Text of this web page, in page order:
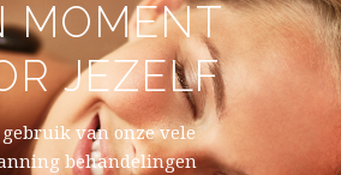
MOMENT
JEZELF
van onze vele
behandelingen